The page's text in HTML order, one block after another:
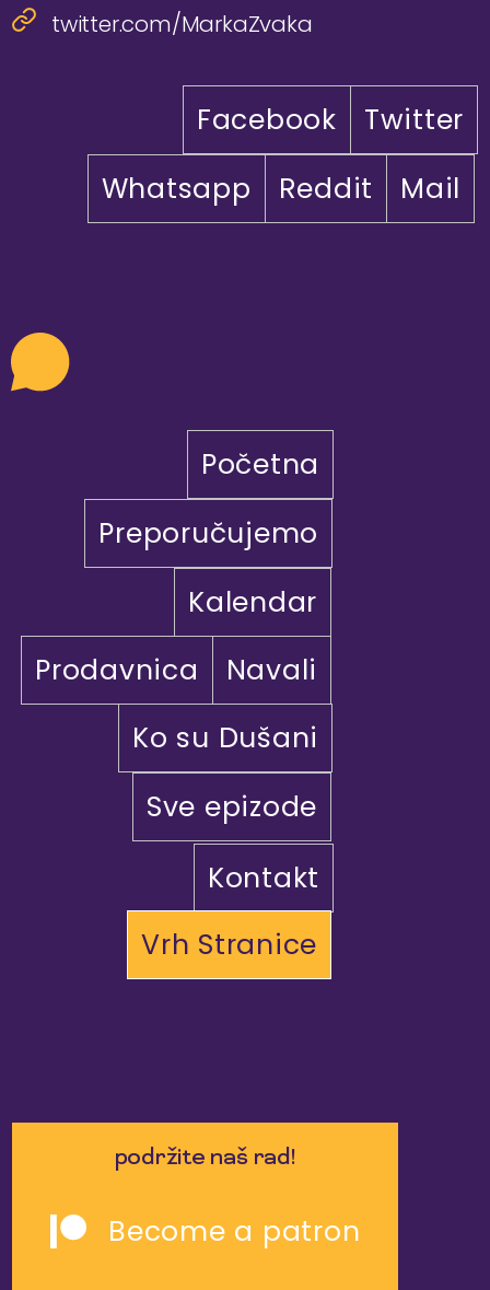
twitter.com/MarkaZvaka
Facebook
Twitter
Whatsapp
Reddit Mail
Početna
Preporučujemo
Kalendar
Prodavnica
Navali
Ko su Dušani
Sve epizode
Kontakt
Vrh Stranice
podržite naš rad!
Become a patron